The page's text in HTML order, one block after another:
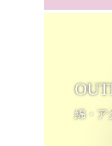
綿・ア